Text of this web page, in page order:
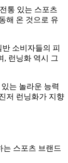
통 있는 스포츠
해 온 것으로 유
소비자들의 피
, 런닝화 역시 그
는 놀라운 능력
저 런닝화가 지향
는 스포츠 브랜드